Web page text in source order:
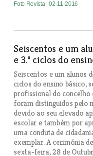
Foto Revista | 02-11-2016
Seiscentos e um
e 3.º ciclos do
Seiscentos e um alunos
ciclos do ensino básico,
profissional do concelho
foram distinguidos pelo
devido ao seu elevado
escolar e também por
uma conduta de
exemplar. A cerimónia
sexta-feira, 28 de